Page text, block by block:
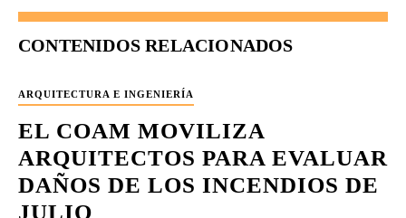
CONTENIDOS RELACIONADOS
ARQUITECTURA E INGENIERÍA
EL COAM MOVILIZA
ARQUITECTOS PARA EVALUAR
DAÑOS DE LOS INCENDIOS DE
JULIO